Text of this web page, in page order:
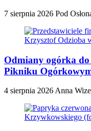
7 sierpnia 2026 Pod
Odmiany ogórka
Pikniku
4 sierpnia 2026 Anna Wize